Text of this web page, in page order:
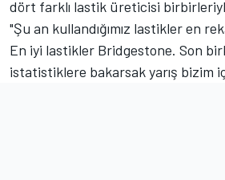
dört farklı lastik üreticisi
"Şu an kullandığımız lastikler en
En iyi lastikler Bridgestone. Son
istatistiklere bakarsak yarış bizim